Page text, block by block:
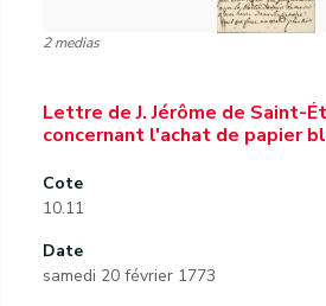
2 medias
Lettre de J. Jérôme de Saint-
concernant l'achat de papier
Cote
10.11
Date
samedi 20 février 1773